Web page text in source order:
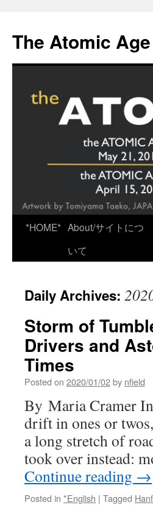
content
The Atomic Age
*HOME* About/サイトにつ
いて
Daily Archives:
Storm of
Drivers and
Times
Posted on 2020/01/02by nfield
By Maria Cramer
drift in ones or
a long stretch of
took over instead:
Continue reading →
Posted in *English | Tagged